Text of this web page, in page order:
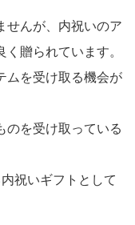
せんが、内祝いのア
贈られています。
ムを受け取る機会が
のを受け取っている
祝いギフトとして